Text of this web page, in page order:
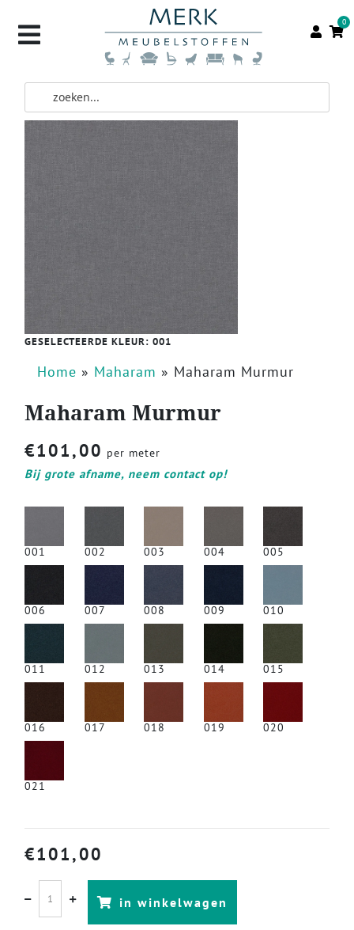
0
GESELECTEERDE KLEUR: 001
Home » Maharam » Maharam Murmur
Maharam Murmur
€101,00 per meter
Bij grote afname, neem contact op!
001 002 003 004 005
006 007 008 009 010
011 012 013 014 015
016 017 018 019 020
021
€101,00
in winkelwagen